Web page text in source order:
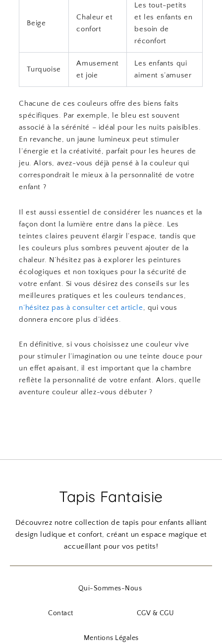
Beige
Chaleur et
confort
Les tout-petits
et les enfants en
besoin de
réconfort
Turquoise
Amusement
et joie
Les enfants qui
aiment s’amuser
Chacune de ces couleurs offre des biens faits
spécifiques. Par exemple, le bleu est souvent
associé à la sérénité – idéal pour les nuits paisibles.
En revanche, un jaune lumineux peut stimuler
l’énergie et la créativité, parfait pour les heures de
jeu. Alors, avez-vous déjà pensé à la couleur qui
correspondrait le mieux à la personnalité de votre
enfant ?
Il est aussi essentiel de considérer les nuances et la
façon dont la lumière entre dans la pièce. Les
teintes claires peuvent élargir l’espace, tandis que
les couleurs plus sombres peuvent ajouter de la
chaleur. N’hésitez pas à explorer les peintures
écologiques et non toxiques pour la sécurité de
votre enfant. Si vous désirez des conseils sur les
meilleures pratiques et les couleurs tendances,
n’hésitez pas à consulter cet article, qui vous
donnera encore plus d’idées.
En définitive, si vous choisissez une couleur vive
pour stimuler l’imagination ou une teinte douce pour
un effet apaisant, il est important que la chambre
reflète la personnalité de votre enfant. Alors, quelle
aventure couleur allez-vous débuter ?
Tapis Fantaisie
Découvrez notre collection de tapis pour enfants alliant
design ludique et confort, créant un espace magique et
accueillant pour vos petits!
Qui-Sommes-Nous
Contact CGV & CGU
Mentions Légales